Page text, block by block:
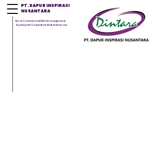
PT. DAPUR INSPIRASI
NUSANTARA
Best Commercial Kitchen Equipment,
Sparepart & Laundry in Bali, Indonesia